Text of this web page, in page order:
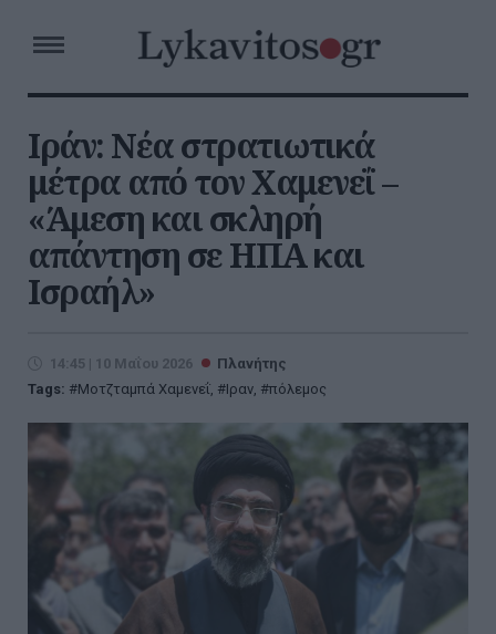
Ιράν: Νέα στρατιωτικά
μέτρα από τον Χαμενεΐ –
«Άμεση και σκληρή
απάντηση σε ΗΠΑ και
Ισραήλ»
14:45 | 10 Μαΐου 2026
Πλανήτης
Tags:
Μοτζταμπά Χαμενεΐ, Ιραν, πόλεμος